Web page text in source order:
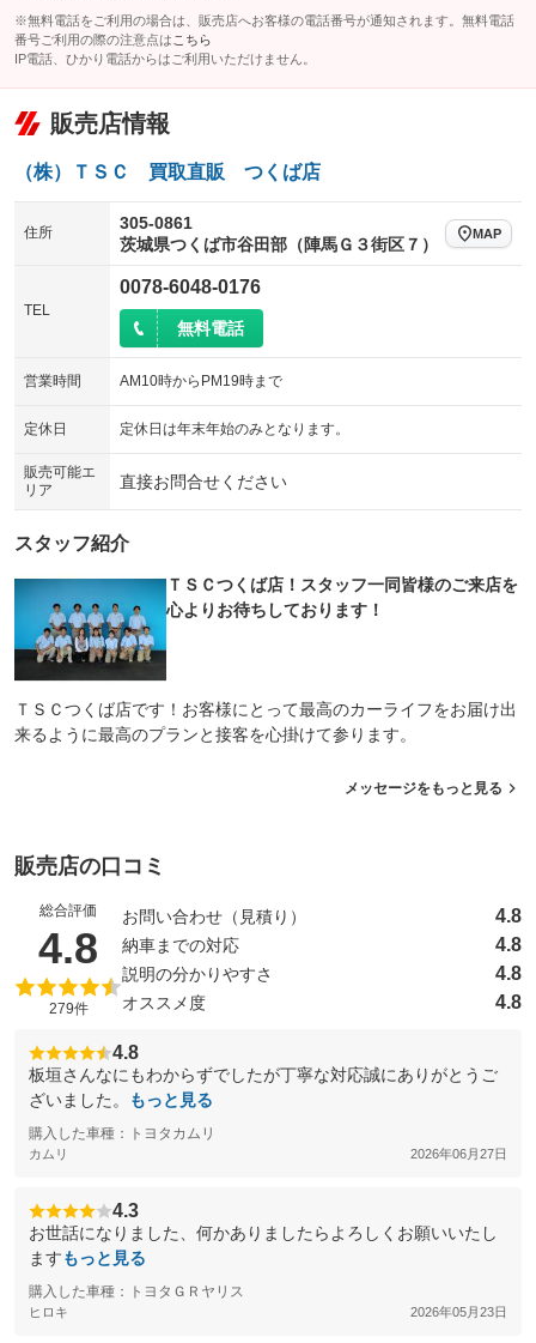
※無料電話をご利用の場合は、販売店へお客様の電話番号が通知されます。無料電話
番号ご利用の際の注意点は こちら
IP電話、ひかり電話からはご利用いただけません。
販売店情報
（株）ＴＳＣ 買取直販 つくば店
住所
305-0861
茨城県つくば市谷田部（陣馬Ｇ３街区７）
MAP
TEL
0078-6048-0176
無料電話
営業時間 AM10時からPM19時まで
定休日 定休日は年末年始のみとなります。
販売可能エ
リア
直接お問合せください
スタッフ紹介
ＴＳＣつくば店！スタッフ一同皆様のご来店を
心よりお待ちしております！
ＴＳＣつくば店です！お客様にとって最高のカーライフをお届け出
来るように最高のプランと接客を心掛けて参ります。
メッセージをもっと見る
販売店の口コミ
総合評価
4.8 （5点満点中）
279件
お問い合わせ（見積り） 4.8
納車までの対応 4.8
説明の分かりやすさ 4.8
オススメ度 4.8
4.8
板垣さんなにもわからずでしたが丁寧な対応誠にありがとうご
ざいました。
もっと見る
購入した車種：トヨタカムリ
カムリ 2026年06月27日
4.3
お世話になりました、何かありましたらよろしくお願いいたし
ますもっと見る
購入した車種：トヨタＧＲヤリス
ヒロキ 2026年05月23日